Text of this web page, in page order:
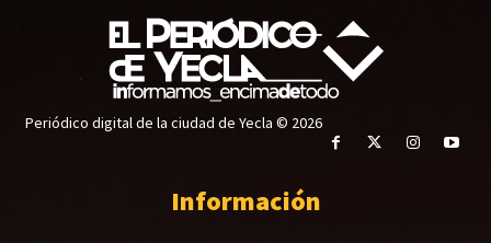
Periódico digital de la ciudad de Yecla © 2026
Información